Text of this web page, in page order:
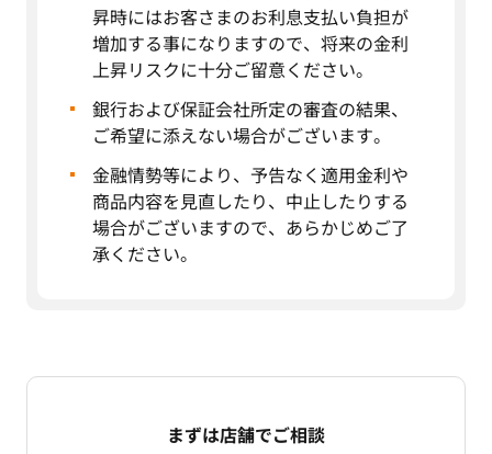
「住宅の建築・購入」「他行住宅ローンの
お借り換え」と同時に一本化を行うこと
当行にお借入残高の分かる資料をご提出い
ただき、かつ返済金を当行から振り込み可
能であること
おまとめ対象となるお借入残高が300万円以
内、かつ銀行所定の範囲内であること
上記お使いみちの対象となる土地・建物については、
お申込人が所有されること、お申込人もしくはご家族
昇時にはお客さまのお利息支払い負担が
増加する事になりますので、将来の金利
上昇リスクに十分ご留意ください。
銀行および保証会社所定の審査の結果、
ご希望に添えない場合がございます。
金融情勢等により、予告なく適用金利や
商品内容を見直したり、中止したりする
場合がございますので、あらかじめご了
承ください。
まずは店舗でご相談